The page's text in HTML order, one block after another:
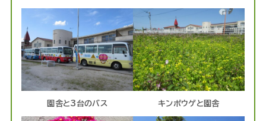
園舎と3台のバス キンポウゲと園舎